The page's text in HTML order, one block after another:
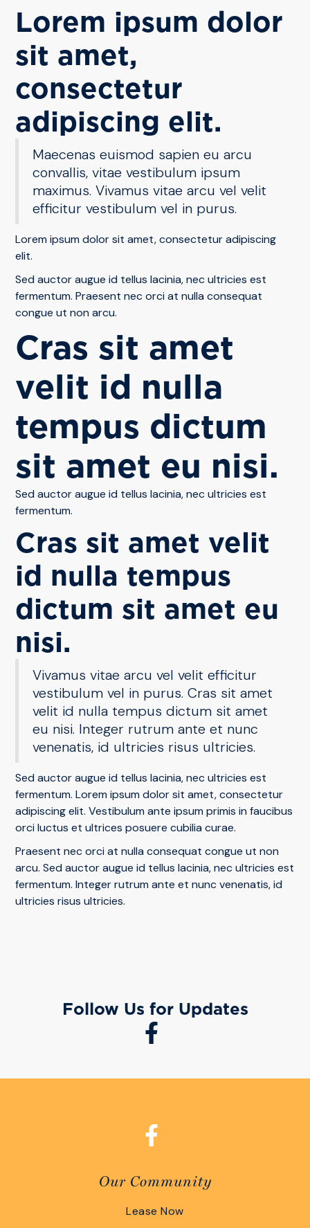
Lorem ipsum dolor
sit amet,
consectetur
adipiscing elit.
Maecenas euismod sapien eu arcu
convallis, vitae vestibulum ipsum
maximus. Vivamus vitae arcu vel velit
efficitur vestibulum vel in purus.
Lorem ipsum dolor sit amet, consectetur adipiscing
elit.
Sed auctor augue id tellus lacinia, nec ultricies est
fermentum. Praesent nec orci at nulla consequat
congue ut non arcu.
Cras sit amet
velit id nulla
tempus dictum
sit amet eu nisi.
Sed auctor augue id tellus lacinia, nec ultricies est
fermentum.
Cras sit amet velit
id nulla tempus
dictum sit amet eu
nisi.
Vivamus vitae arcu vel velit efficitur
vestibulum vel in purus. Cras sit amet
velit id nulla tempus dictum sit amet
eu nisi. Integer rutrum ante et nunc
venenatis, id ultricies risus ultricies.
Sed auctor augue id tellus lacinia, nec ultricies est
fermentum. Lorem ipsum dolor sit amet, consectetur
adipiscing elit. Vestibulum ante ipsum primis in faucibus
orci luctus et ultrices posuere cubilia curae.
Praesent nec orci at nulla consequat congue ut non
arcu. Sed auctor augue id tellus lacinia, nec ultricies est
fermentum. Integer rutrum ante et nunc venenatis, id
ultricies risus ultricies.
Follow Us for Updates
Our Community
Lease Now